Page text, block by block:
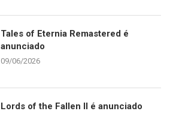
Tales of Eternia Remastered é
anunciado
09/06/2026
Lords of the Fallen II é anunciado